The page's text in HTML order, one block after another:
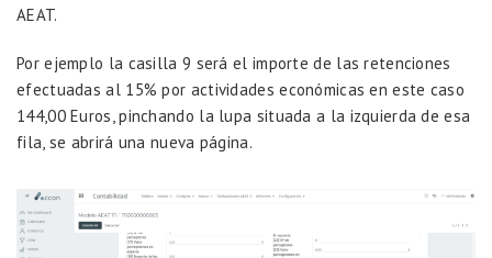
AEAT.
Por ejemplo la casilla 9 será el importe de las retenciones
efectuadas al 15% por actividades económicas en este caso
144,00 Euros, pinchando la lupa situada a la izquierda de esa
fila, se abrirá una nueva página.